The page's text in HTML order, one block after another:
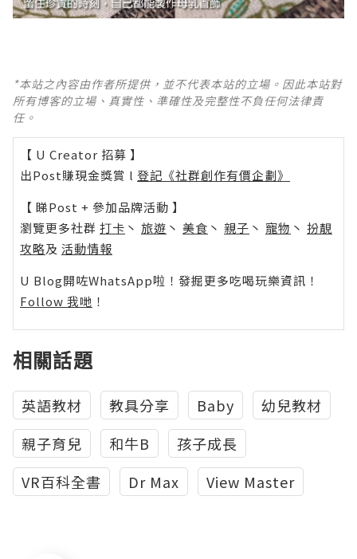
*本站之內容由作者所提供，並不代表本站的立場。因此本站對
所有博客的立場、真實性、準確性及完整性不負任何法律責
任。
【 U Creator 招募 】
出Post賺現金獎賞 l 登記《社群創作有價企劃》
【 睇Post + 參加品牌活動 】
瀏覽更多社群 打卡 丶 旅遊 丶 美食 丶 親子 丶 寵物 丶 扮靚
攻略及 活動情報
U Blog開咗WhatsApp啦！發掘更多吃喝玩樂資訊！
Follow 我哋 ！
相關話題
英語教材 教具分享 Baby
幼兒教材
親子育兒
和牛B
孩子成長
VR百科全書
Dr Max View Master